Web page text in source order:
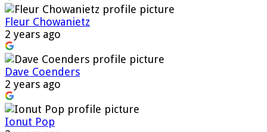
Fleur Chowanietz
2 years ago
Dave Coenders
2 years ago
Ionut Pop